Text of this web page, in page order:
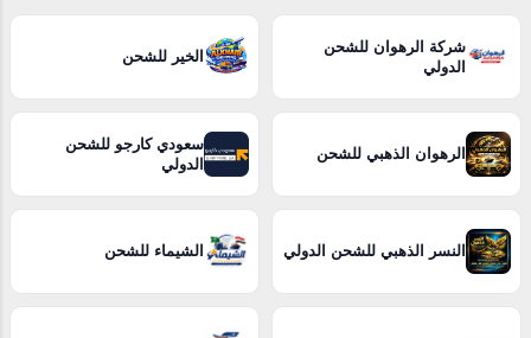
بأعلى معايير الجودة، مما يضمن الحصول على
العلايا : تُعد شركة بريق المملكة واحدة من أبرز
الشركات المتخصصة في تقديم خدمات التنظيف
الشاملة في مدينة سبت العلايا، إحدى المدن
السعودية المميزة التي تتمتع بطبيعة جغرافية
فريدة تجمع بين الجبال العالية والسهول الخصبة.
4- شركة تنظيف ببلجرشي : تتألق شركة بريق...
شركة الرهوان للشحن
الدولي
الخير للشحن
الرهوان الذهبي للشحن
سعودي كارجو للشحن
الدولي
النسر الذهبي للشحن الدولي الشيماء للشحن